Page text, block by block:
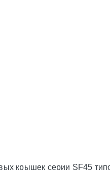
крышек серии SF45